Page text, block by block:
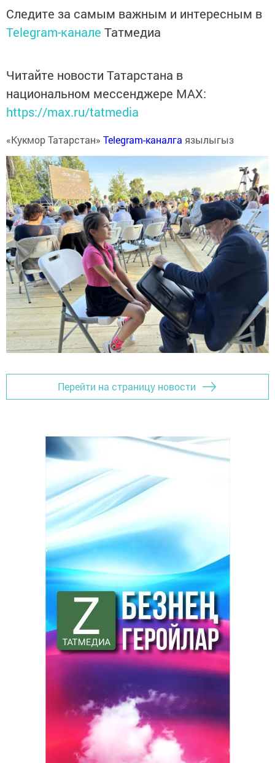
Следите за самым важным и интересным в
Telegram-канале Татмедиа
Читайте новости Татарстана в
национальном мессенджере MАХ:
https://max.ru/tatmedia
«Кукмор Татарстан» Telegram-каналга язылыгыз
Перейти на страницу новости